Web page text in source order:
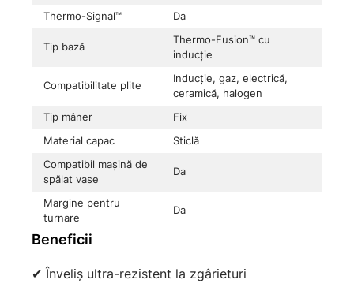
Thermo-Signal™
Da
Tip bază
Thermo-Fusion™ cu
inducție
Compatibilitate plite
Inducție, gaz, electrică,
ceramică, halogen
Tip mâner
Fix
Material capac
Sticlă
Compatibil mașină de
spălat vase
Da
Margine pentru
turnare
Da
Beneficii
✔ Înveliș ultra-rezistent la zgârieturi